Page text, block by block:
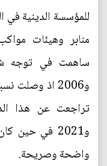
للمؤسسة الدينية
منابر وهيئات
و2021 في
واضحة وصريحة.